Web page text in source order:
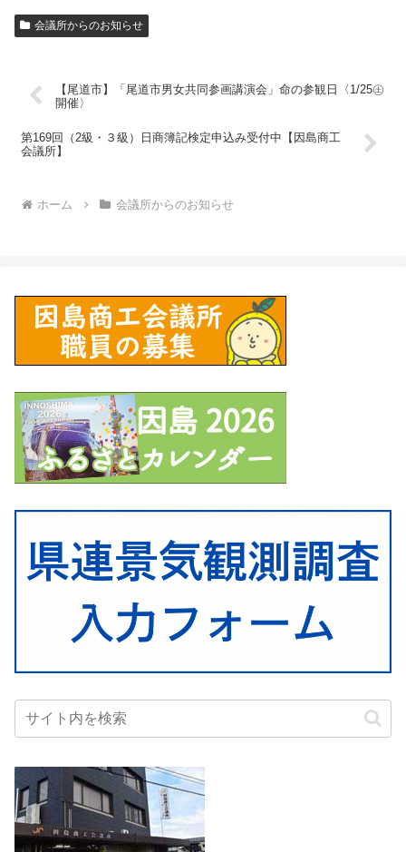
会議所からのお知らせ
【尾道市】「尾道市男女共同参画講演会」命の参観日〈1/25㊏
開催〉
第169回（2級・３級）日商簿記検定申込み受付中【因島商工
会議所】
ホーム 会議所からのお知らせ